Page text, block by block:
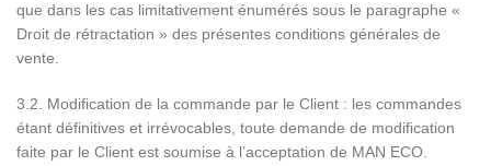
que dans les cas limitativement énumérés sous le paragraphe «
Droit de rétractation » des présentes conditions générales de
vente.
3.2. Modification de la commande par le Client : les commandes
étant définitives et irrévocables, toute demande de modification
faite par le Client est soumise à l’acceptation de MAN ECO.